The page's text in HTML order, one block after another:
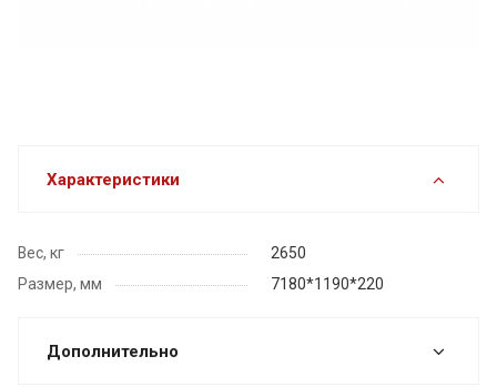
Характеристики
Вес, кг
2650
Размер, мм
7180*1190*220
Дополнительно